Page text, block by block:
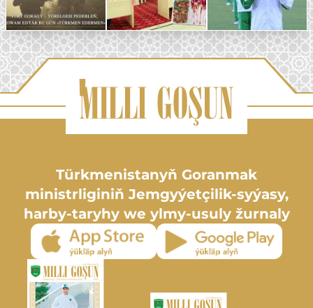
Türkmenistanyň Goranmak
ministrliginiň Jemgyýetçilik-syýasy,
harby-taryhy we ylmy-usuly žurnaly